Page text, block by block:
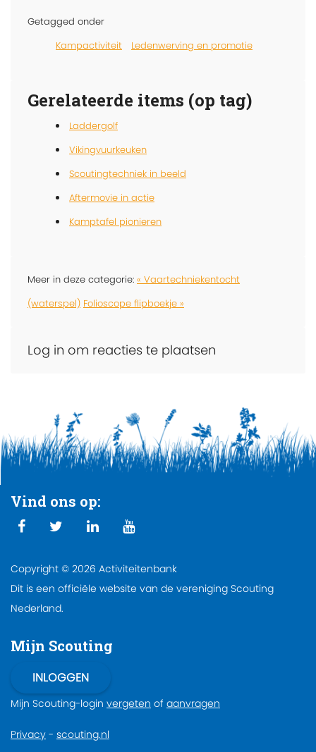
Getagged onder
Kampactiviteit
Ledenwerving en promotie
Gerelateerde items (op tag)
Laddergolf
Vikingvuurkeuken
Scoutingtechniek in beeld
Aftermovie in actie
Kamptafel pionieren
Meer in deze categorie: « Vaartechniekentocht
(waterspel) Folioscope flipboekje »
Log in om reacties te plaatsen
Vind ons op:
Copyright © 2026 Activiteitenbank
Dit is een officiële website van de vereniging Scouting
Nederland.
Mijn Scouting
Mijn Scouting-login vergeten of aanvragen
Privacy - scouting.nl